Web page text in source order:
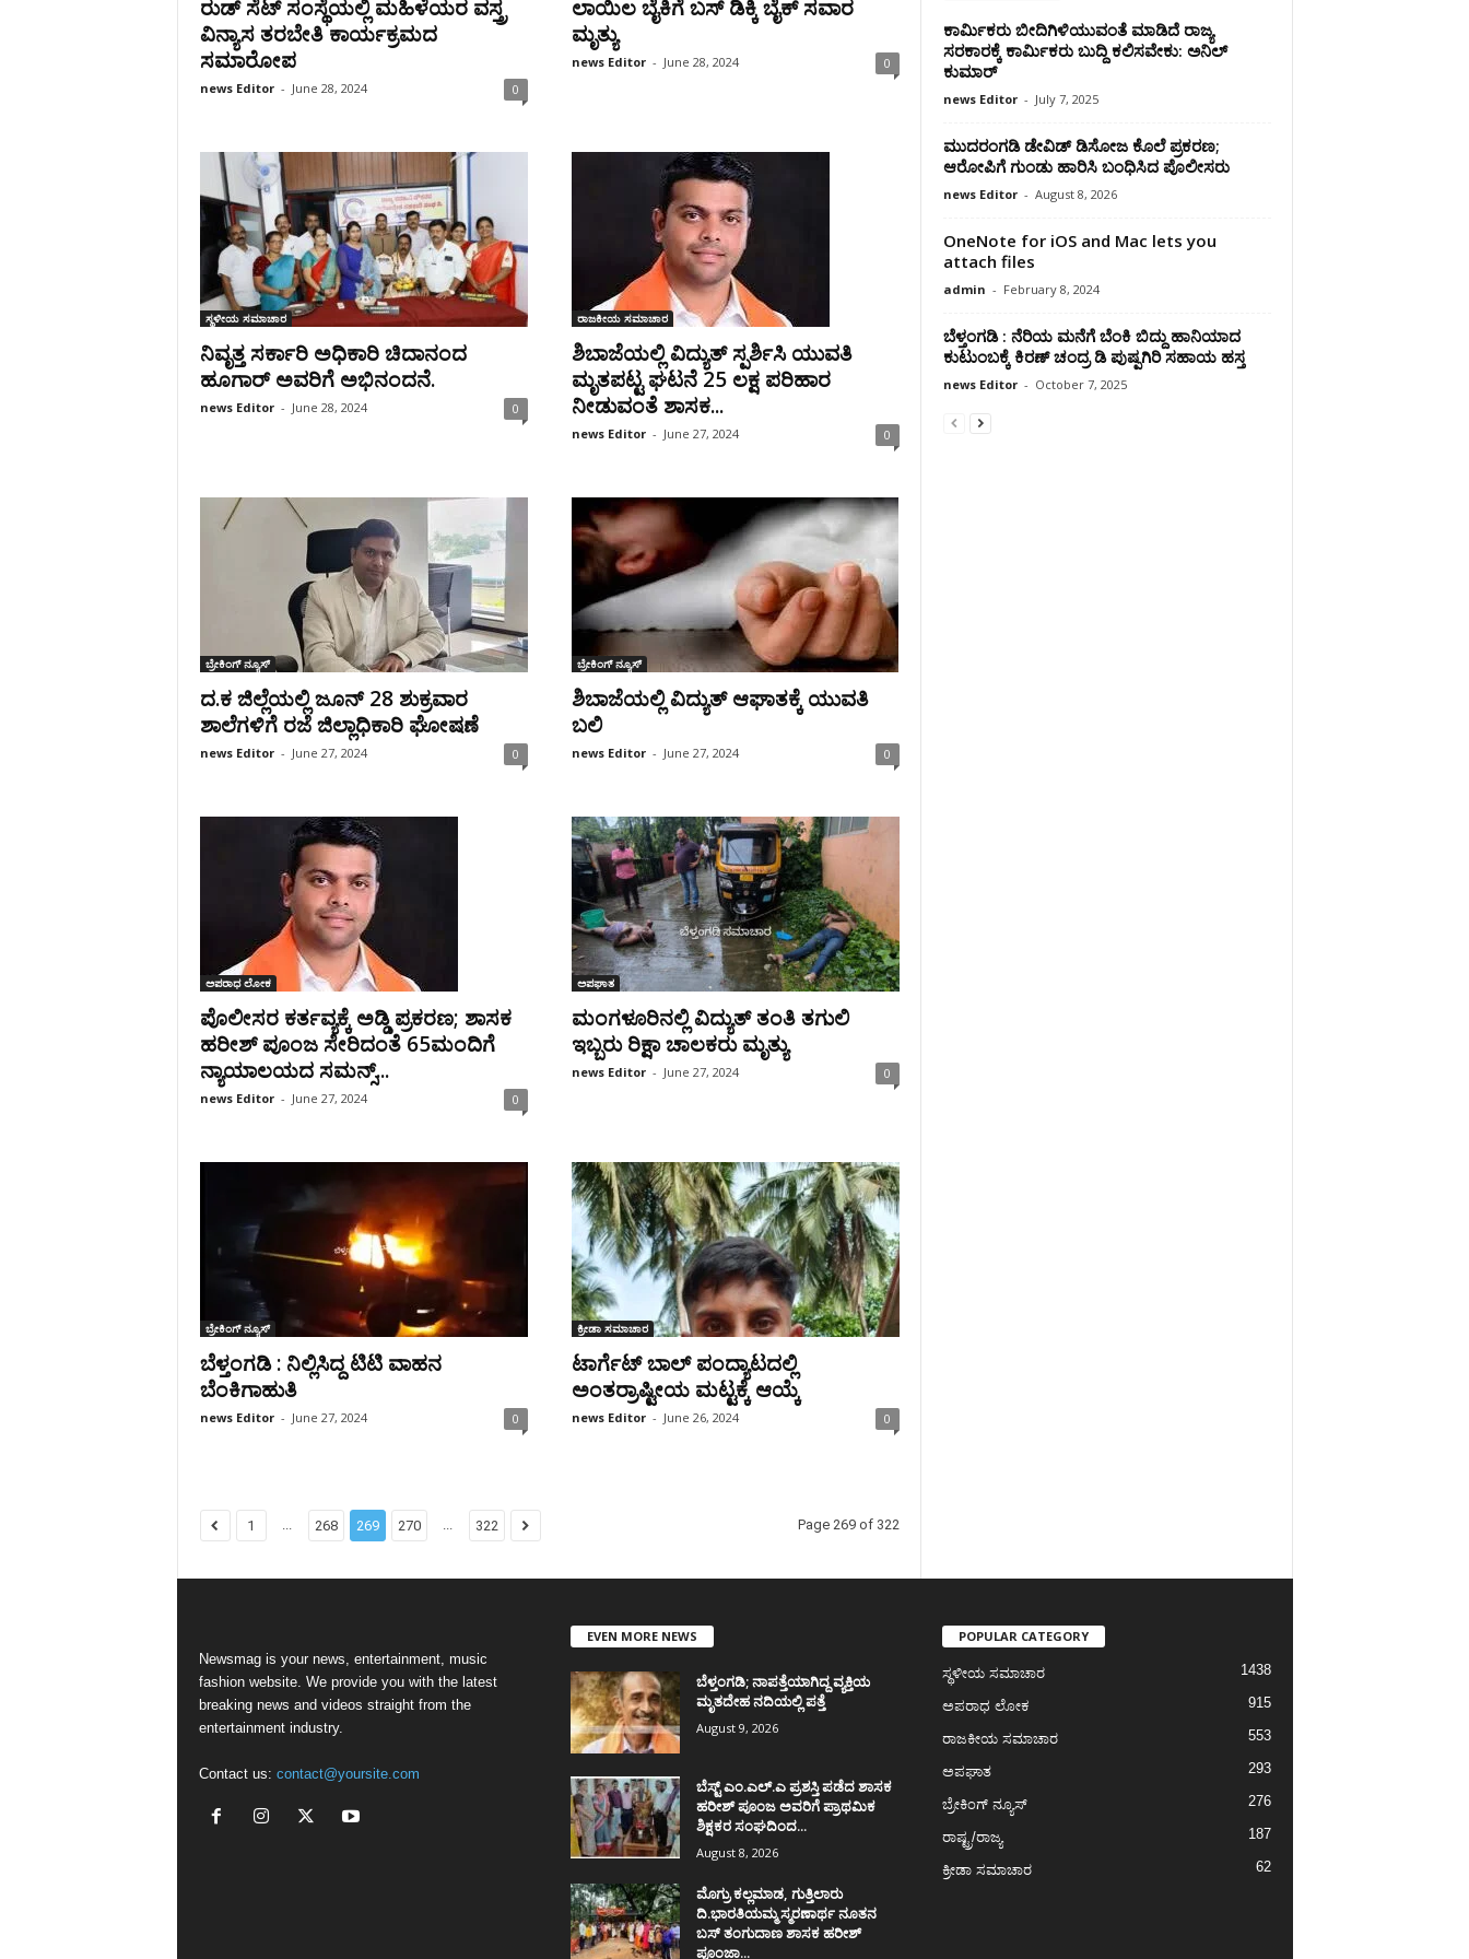
ರುಡ್ ಸೆಟ್ ಸಂಸ್ಥೆಯಲ್ಲಿ ಮಹಿಳೆಯರ ವಸ್ತ್ರ
ವಿನ್ಯಾಸ ತರಬೇತಿ ಕಾರ್ಯಕ್ರಮದ
ಸಮಾರೋಪ
news Editor - June 28, 2024 0
ಲಾಯಿಲ ಬೈಕಿಗೆ ಬಸ್ ಡಿಕ್ಕಿ ಬೈಕ್ ಸವಾರ
ಮೃತ್ಯು
news Editor - June 28, 2024 0
ಸ್ಥಳೀಯ ಸಮಾಚಾರ
ನಿವೃತ್ತ ಸರ್ಕಾರಿ ಅಧಿಕಾರಿ ಚಿದಾನಂದ
ಹೂಗಾರ್ ಅವರಿಗೆ ಅಭಿನಂದನೆ.
news Editor - June 28, 2024 0
ರಾಜಕೀಯ ಸಮಾಚಾರ
ಶಿಬಾಜೆಯಲ್ಲಿ ವಿದ್ಯುತ್ ಸ್ಪರ್ಶಿಸಿ ಯುವತಿ
ಮೃತಪಟ್ಟ ಘಟನೆ 25 ಲಕ್ಷ ಪರಿಹಾರ
ನೀಡುವಂತೆ ಶಾಸಕ...
news Editor - June 27, 2024 0
ಬ್ರೇಕಿಂಗ್‌ ನ್ಯೂಸ್
ದ.ಕ ಜಿಲ್ಲೆಯಲ್ಲಿ ಜೂನ್ 28 ಶುಕ್ರವಾರ
ಶಾಲೆಗಳಿಗೆ ರಜೆ ಜಿಲ್ಲಾಧಿಕಾರಿ ಘೋಷಣೆ
news Editor - June 27, 2024 0
ಬ್ರೇಕಿಂಗ್‌ ನ್ಯೂಸ್
ಶಿಬಾಜೆಯಲ್ಲಿ ವಿದ್ಯುತ್ ಆಘಾತಕ್ಕೆ ಯುವತಿ
ಬಲಿ
news Editor - June 27, 2024 0
ಅಪರಾಧ ಲೋಕ
ಪೊಲೀಸರ ಕರ್ತವ್ಯಕ್ಕೆ ಅಡ್ಡಿ ಪ್ರಕರಣ; ಶಾಸಕ
ಹರೀಶ್ ಪೂಂಜ ಸೇರಿದಂತೆ 65ಮಂದಿಗೆ
ನ್ಯಾಯಾಲಯದ ಸಮನ್ಸ್...
news Editor - June 27, 2024 0
ಅಪಘಾತ
ಮಂಗಳೂರಿನಲ್ಲಿ ವಿದ್ಯುತ್ ತಂತಿ ತಗುಲಿ
ಇಬ್ಬರು‌ ರಿಕ್ಷಾ ಚಾಲಕರು ಮೃತ್ಯು
news Editor - June 27, 2024 0
ಬ್ರೇಕಿಂಗ್‌ ನ್ಯೂಸ್
ಬೆಳ್ತಂಗಡಿ : ನಿಲ್ಲಿಸಿದ್ದ ಟಿಟಿ ವಾಹನ‌
ಬೆಂಕಿಗಾಹುತಿ
news Editor - June 27, 2024 0
ಕ್ರೀಡಾ ಸಮಾಚಾರ
ಟಾರ್ಗೆಟ್ ಬಾಲ್ ಪಂದ್ಯಾಟದಲ್ಲಿ
ಅಂತರ್ರಾಷ್ಟೀಯ ಮಟ್ಟಕ್ಕೆ ಆಯ್ಕೆ
news Editor - June 26, 2024 0
1 ... 268 269 270 ... 322 Page 269 of 322
ಕಾರ್ಮಿಕರು ಬೀದಿಗಿಳಿಯುವಂತೆ ಮಾಡಿದೆ ರಾಜ್ಯ
ಸರಕಾರಕ್ಕೆ ಕಾರ್ಮಿಕರು ಬುದ್ದಿ ಕಲಿಸವೇಕು: ಅನಿಲ್
ಕುಮಾರ್
news Editor - July 7, 2025
ಮುದರಂಗಡಿ ಡೇವಿಡ್ ಡಿಸೋಜ ಕೊಲೆ ಪ್ರಕರಣ;
ಆರೋಪಿಗೆ ಗುಂಡು ಹಾರಿಸಿ ಬಂಧಿಸಿದ ಪೊಲೀಸರು
news Editor - August 8, 2026
OneNote for iOS and Mac lets you
attach files
admin - February 8, 2024
ಬೆಳ್ತಂಗಡಿ : ನೆರಿಯ ಮನೆಗೆ ಬೆಂಕಿ ಬಿದ್ದು ಹಾನಿಯಾದ
ಕುಟುಂಬಕ್ಕೆ ಕಿರಣ್ ಚಂದ್ರ ಡಿ ಪುಷ್ಪಗಿರಿ ಸಹಾಯ ಹಸ್ತ
news Editor - October 7, 2025
Newsmag is your news, entertainment, music
fashion website. We provide you with the latest
breaking news and videos straight from the
entertainment industry.
Contact us: contact@yoursite.com
EVEN MORE NEWS
ಬೆಳ್ತಂಗಡಿ; ನಾಪತ್ತೆಯಾಗಿದ್ದ ವ್ಯಕ್ತಿಯ
ಮೃತದೇಹ ನದಿಯಲ್ಲಿ ಪತ್ತೆ
August 9, 2026
ಬೆಸ್ಟ್ ಎಂ.ಎಲ್.ಎ ಪ್ರಶಸ್ತಿ ಪಡೆದ ಶಾಸಕ
ಹರೀಶ್ ಪೂಂಜ ಅವರಿಗೆ ಪ್ರಾಥಮಿಕ
ಶಿಕ್ಷಕರ ಸಂಘದಿಂದ...
August 8, 2026
ಮೊಗ್ರು ಕಲ್ಲಮಾಡ, ಗುತ್ತಿಲಾರು
ದಿ.ಭಾರತಿಯಮ್ಮ ಸ್ಮರಣಾರ್ಥ ನೂತನ
ಬಸ್ ತಂಗುದಾಣ ಶಾಸಕ ಹರೀಶ್
ಪೂಂಜಾ...
POPULAR CATEGORY
ಸ್ಥಳೀಯ ಸಮಾಚಾರ 1438
ಅಪರಾಧ ಲೋಕ 915
ರಾಜಕೀಯ ಸಮಾಚಾರ 553
ಅಪಘಾತ 293
ಬ್ರೇಕಿಂಗ್‌ ನ್ಯೂಸ್ 276
ರಾಷ್ಟ್ರ/ರಾಜ್ಯ 187
ಕ್ರೀಡಾ ಸಮಾಚಾರ 62